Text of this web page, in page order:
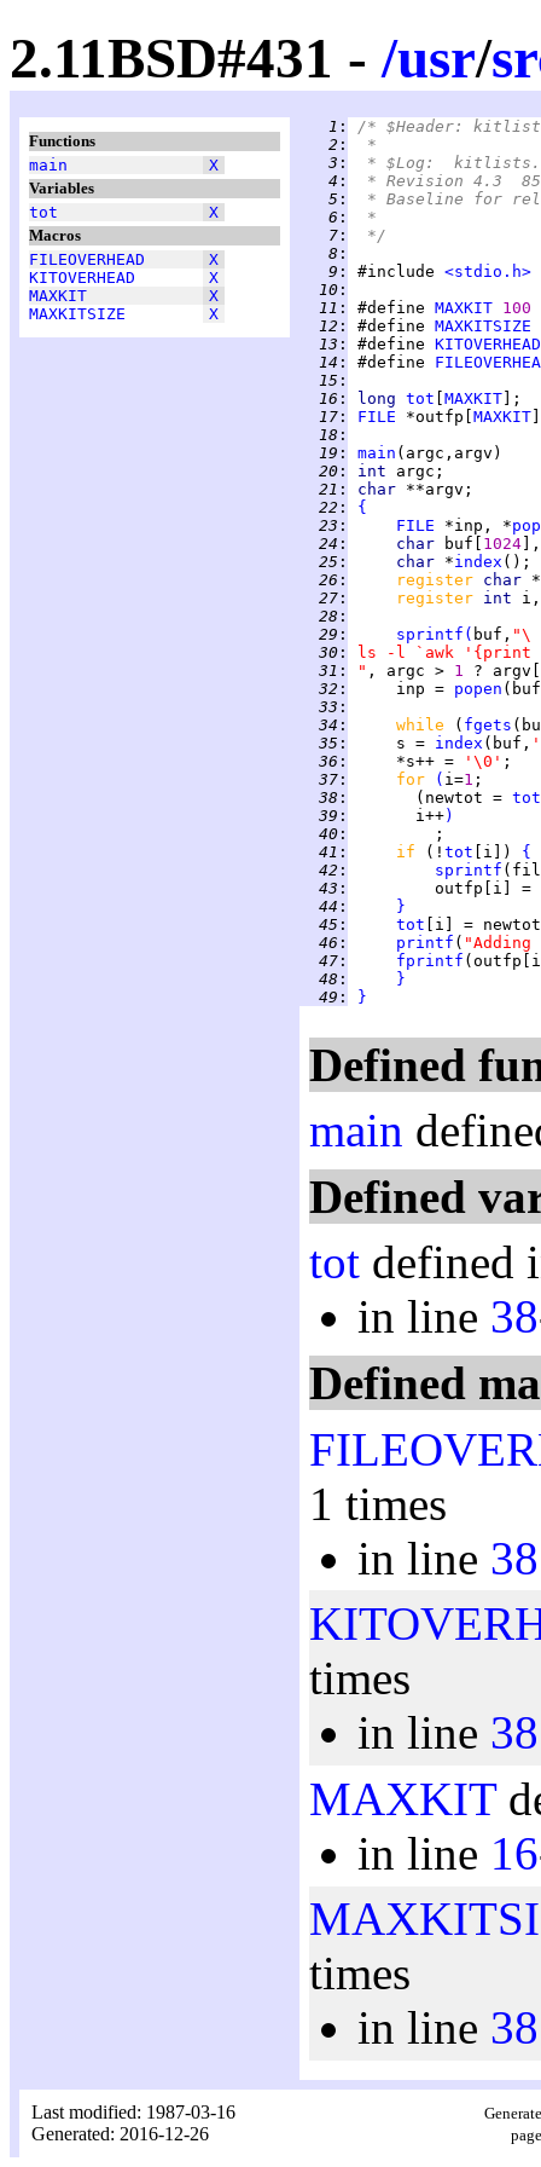
2.11BSD#431 -/usr/
Functions
main
X
Variables
tot
X
Macros
FILEOVERHEAD
X
KITOVERHEAD
X
MAXKIT
X
MAXKITSIZE
X
   1
:
/* $Header:
   2
:
*
   3
:
* $Log:
   4
:
* Revision 4.3
   5
:
* Baseline for
   6
:
*
   7
:
*/
   8
:
   9
: #include <stdio.h>
  10
:
  11
: #define MAXKIT 100
  12
: #define MAXKITSIZE
  13
: #define KITOVERHEAD
  14
: #define
  15
:
  16
: long tot MAXKIT
  17
: FILE *outfp[ MAXKIT
  18
:
  19
: main
  20
: int
  21
: char
  22
:
{
  23
: FILE *inp, *
  24
: char buf[ 1024
  25
: char *index
  26
: register char
  27
: register int
  28
:
  29
: sprintf ( buf, "\
  30
:
ls -l `awk '{print
  31
: " , argc > 1 ? argv[
  32
:
     inp =
popen
  33
:
  34
: while ( fgets
  35
:
     s =
index (buf,
  36
:
     *s++ =
'\0'
  37
: for ( i=1
  38
:
       (newtot =
tot
  39
:
       i++
)
  40
:
  41
: if (! tot [i]) {
  42
: sprintf
  43
:
         outfp[i] =
  44
:
}
  45
:
tot
  46
: printf (
  47
: fprintf
  48
:
}
  49
: }
Defined
main
Defined
tot defined
in line 38
Defined
1 times
in line 38
times
in line 38
MAXKIT
in line 16
times
in line 38
Last modified: 1987-03-16
Generated: 2016-12-26